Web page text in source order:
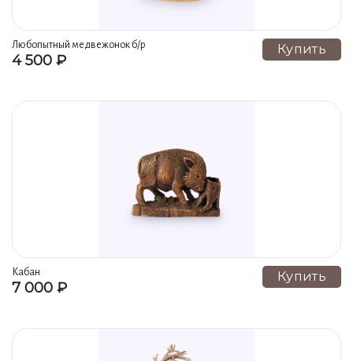
Любопытный медвежонок б/р
4 500 ₽
Купить
Кабан
7 000 ₽
Купить